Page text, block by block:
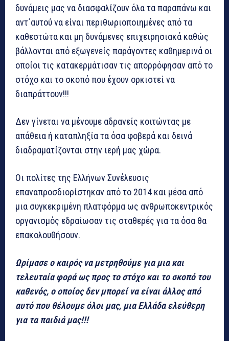
δυνάμεις μας να διασφαλίζουν όλα τα παραπάνω και
αντ΄αυτού να είναι περιθωριοποιημένες από τα
καθεστώτα και μη δυνάμενες επιχειρησιακά καθώς
βάλλονται από εξωγενείς παράγοντες καθημερινά οι
οποίοι τις κατακερμάτισαν τις απορρόφησαν από το
στόχο και το σκοπό που έχουν ορκιστεί να
διαπράττουν!!!
Δεν γίνεται να μένουμε αδρανείς κοιτώντας με
απάθεια ή καταπληξία τα όσα φοβερά και δεινά
διαδραματίζονται στην ιερή μας χώρα.
Οι πολίτες της Ελλήνων Συνέλευσις
επαναπροσδιορίστηκαν από το 2014 και μέσα από
μια συγκεκριμένη πλατφόρμα ως ανθρωποκεντρικός
οργανισμός εδραίωσαν τις σταθερές για τα όσα θα
επακολουθήσουν.
Ωρίμασε ο καιρός να μετρηθούμε για μια και
τελευταία φορά ως προς το στόχο και το σκοπό του
καθενός, ο οποίος δεν μπορεί να είναι άλλος από
αυτό που θέλουμε όλοι μας, μια Ελλάδα ελεύθερη
για τα παιδιά μας!!!